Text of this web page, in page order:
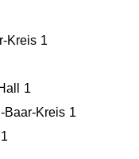
Kreis 1
1
Baar-Kreis 1
1